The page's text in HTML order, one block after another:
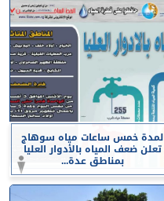
لمدة خمس ساعات مياه سوهاج
تعلن ضعف المياه بالأدوار العليا
بمناطق عدة...